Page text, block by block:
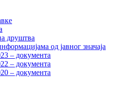
друштва
од јавног значаја
– документа
– документа
– документа